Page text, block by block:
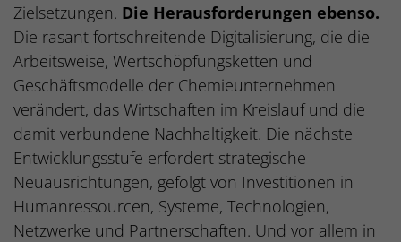
Zielsetzungen. Die Herausforderungen ebenso.
Die rasant fortschreitende Digitalisierung, die die
Arbeitsweise, Wertschöpfungsketten und
Geschäftsmodelle der Chemieunternehmen
verändert, das Wirtschaften im Kreislauf und die
damit verbundene Nachhaltigkeit. Die nächste
Entwicklungsstufe erfordert strategische
Neuausrichtungen, gefolgt von Investitionen in
Humanressourcen, Systeme, Technologien,
Netzwerke und Partnerschaften. Und vor allem in